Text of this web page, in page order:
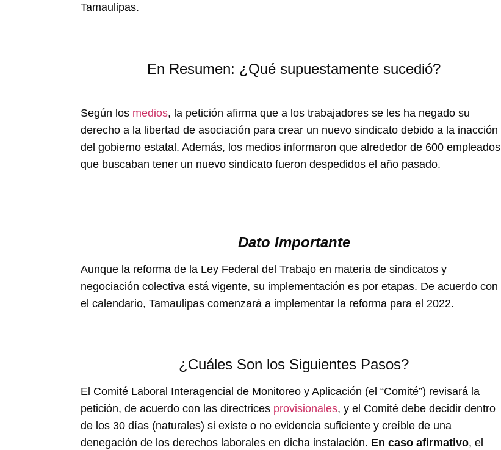
Tamaulipas.
En Resumen: ¿Qué supuestamente sucedió?
Según los medios, la petición afirma que a los trabajadores se les ha negado su
derecho a la libertad de asociación para crear un nuevo sindicato debido a la inacción
del gobierno estatal. Además, los medios informaron que alrededor de 600 empleados
que buscaban tener un nuevo sindicato fueron despedidos el año pasado.
Dato Importante
Aunque la reforma de la Ley Federal del Trabajo en materia de sindicatos y
negociación colectiva está vigente, su implementación es por etapas. De acuerdo con
el calendario, Tamaulipas comenzará a implementar la reforma para el 2022.
¿Cuáles Son los Siguientes Pasos?
El Comité Laboral Interagencial de Monitoreo y Aplicación (el “Comité”) revisará la
petición, de acuerdo con las directrices provisionales, y el Comité debe decidir dentro
de los 30 días (naturales) si existe o no evidencia suficiente y creíble de una
denegación de los derechos laborales en dicha instalación. En caso afirmativo, el